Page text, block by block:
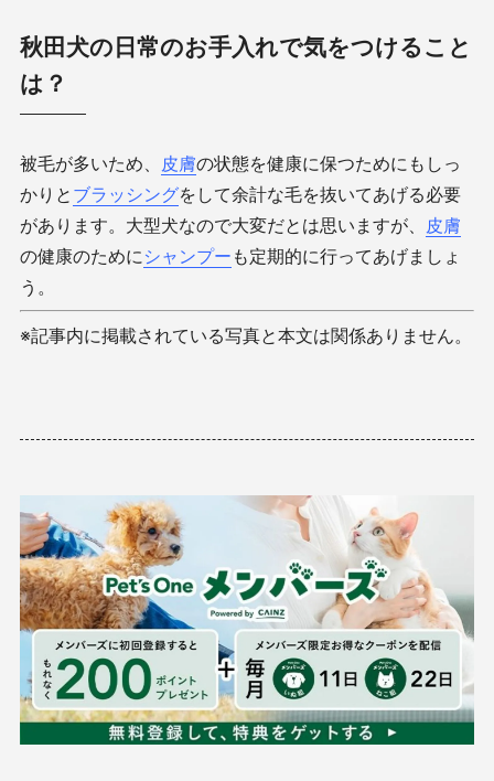
秋田犬の日常のお手入れで気をつけること
は？
被毛が多いため、 皮膚の状態を健康に保つためにもしっ
かりと ブラッシングをして余計な毛を抜いてあげる必要
があります。大型犬なので大変だとは思いますが、 皮膚
の健康のために シャンプー も定期的に行ってあげましょ
う。
※記事内に掲載されている写真と本文は関係ありません。